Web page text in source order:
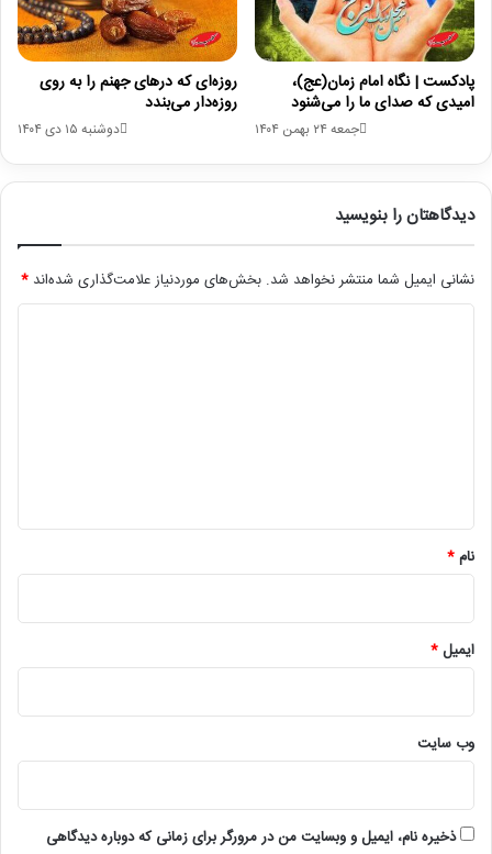
روزه‌ای که درهای جهنم را به روی
روزه‌دار می‌بندد
دوشنبه ۱۵ دی ۱۴۰۴
پادکست | نگاه امام زمان(عج)،
امیدی که صدای ما را می‌شنود
جمعه ۲۴ بهمن ۱۴۰۴
دیدگاهتان را بنویسید
نشانی ایمیل شما منتشر نخواهد شد. بخش‌های موردنیاز علامت‌گذاری شده‌اند *
نام*
ایمیل*
وب‌ سایت
ذخیره نام، ایمیل و وبسایت من در مرورگر برای زمانی که دوباره دیدگاهی